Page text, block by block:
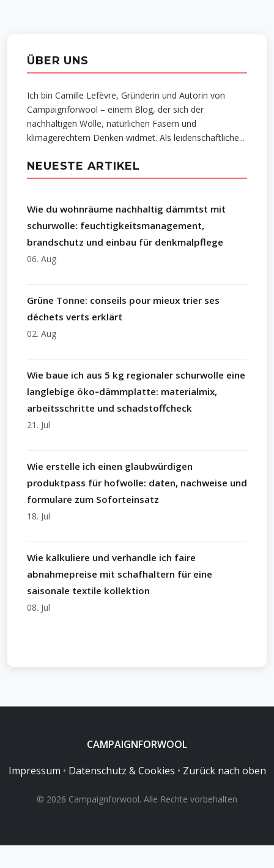
ÜBER UNS
Ich bin Camille Lefèvre, Gründerin und Autorin von
Campaignforwool – einem Blog, der sich der
nachhaltigen Wolle, natürlichen Fasern und
klimagerechtem Denken widmet. Als leidenschaftliche...
NEUESTE ARTIKEL
Wie du wohnräume nachhaltig dämmtst mit
schurwolle: feuchtigkeitsmanagement,
brandschutz und einbau für denkmalpflege
06. Aug
Grüne Tonne: conseils pour mieux trier ses
déchets verts erklärt
02. Aug
Wie baue ich aus 5 kg regionaler schurwolle eine
langlebige öko‑dämmplatte: materialmix,
arbeitsschritte und schadstoffcheck
21. Jul
Wie erstelle ich einen glaubwürdigen
produktpass für hofwolle: daten, nachweise und
formulare zum Soforteinsatz
18. Jul
Wie kalkuliere und verhandle ich faire
abnahmepreise mit schafhaltern für eine
saisonale textile kollektion
08. Jul
CAMPAIGNFORWOOL
Impressum • Datenschutz & Cookies • Zurück nach oben
© 2026 Campaignforwool. Alle Rechte vorbehalten